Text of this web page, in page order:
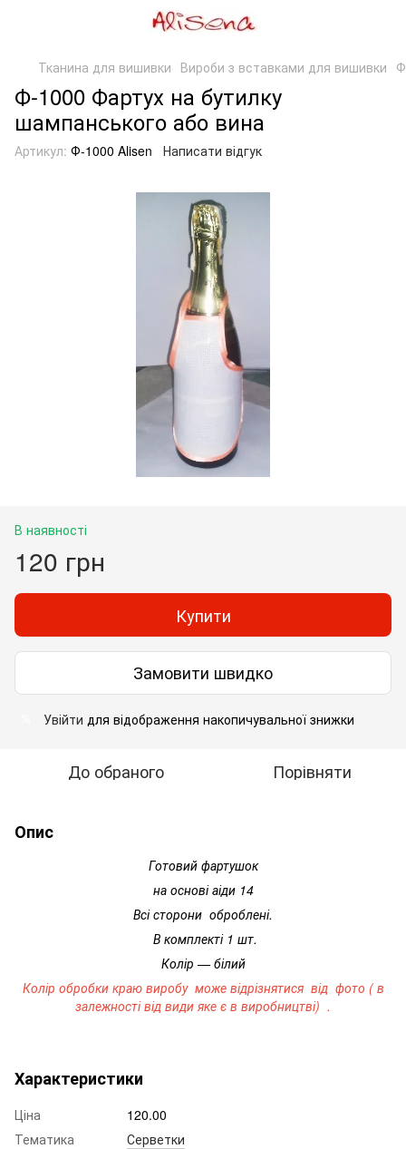
Тканина для вишивки Вироби з вставками для вишивки
Ф-1000 Фартух на бутилку
шампанського або вина
Артикул: Ф-1000 Alisen Написати відгук
В наявності
120 грн
Купити
Замовити швидко
Увійти для відображення накопичувальної знижки
До обраного Порівняти
Опис
Готовий фартушок
на основі аіди 14
Всі сторони оброблені.
В комплекті 1 шт.
Колір — білий
Колір обробки краю виробу може відрізнятися від фото ( в
залежності від види яке є в виробництві) .
Характеристики
Ціна
120.00
Тематика
Серветки